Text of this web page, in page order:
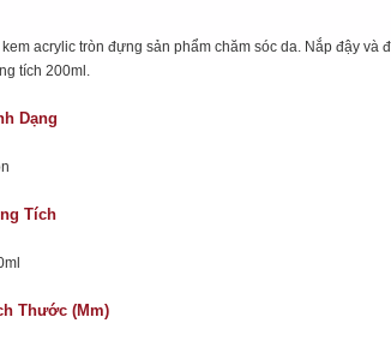
kem acrylic tròn đựng sản phẩm chăm sóc da. Nắp đậy và
tích 200ml.
Dạng
Tích
Thước (mm)